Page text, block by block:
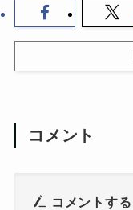
コメント
コメントする